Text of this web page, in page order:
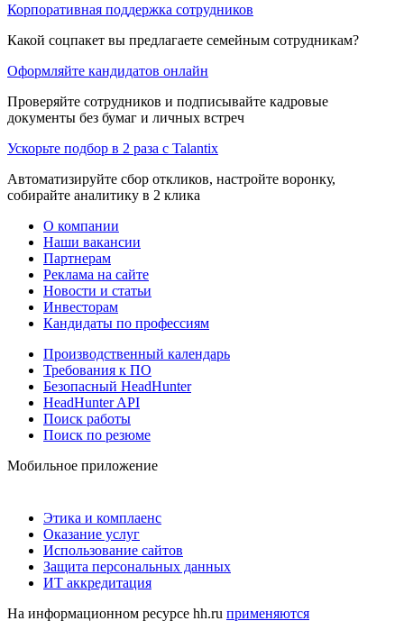
Корпоративная поддержка сотрудников
Какой соцпакет вы предлагаете семейным сотрудникам?
Оформляйте кандидатов онлайн
Проверяйте сотрудников и подписывайте кадровые
документы без бумаг и личных встреч
Ускорьте подбор в 2 раза с Talantix
Автоматизируйте сбор откликов, настройте воронку,
собирайте аналитику в 2 клика
О компании
Наши вакансии
Партнерам
Реклама на сайте
Новости и статьи
Инвесторам
Кандидаты по профессиям
Производственный календарь
Требования к ПО
Безопасный HeadHunter
HeadHunter API
Поиск работы
Поиск по резюме
Мобильное приложение
Этика и комплаенс
Оказание услуг
Использование сайтов
Защита персональных данных
ИТ аккредитация
На информационном ресурсе hh.ru применяются